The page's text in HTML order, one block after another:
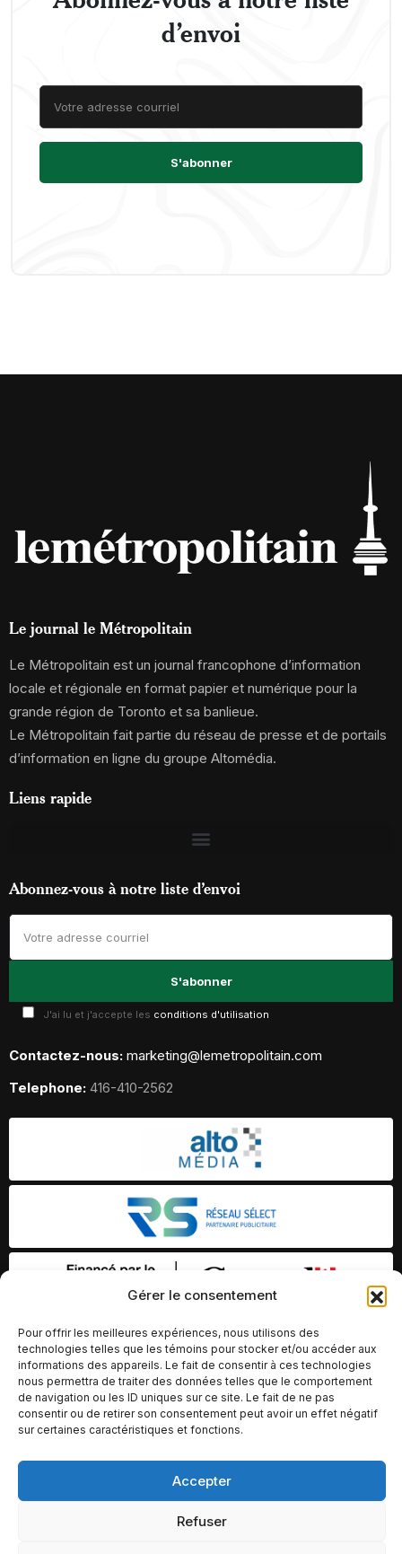
Gérer le consentement
Pour offrir les meilleures expériences, nous utilisons des
technologies telles que les témoins pour stocker et/ou accéder aux
informations des appareils. Le fait de consentir à ces technologies
nous permettra de traiter des données telles que le comportement
de navigation ou les ID uniques sur ce site. Le fait de ne pas
consentir ou de retirer son consentement peut avoir un effet négatif
sur certaines caractéristiques et fonctions.
Accepter
Refuser
d’envoi
Le journal le Métropolitain
Le Métropolitain est un journal francophone d’information
locale et régionale en format papier et numérique pour la
grande région de Toronto et sa banlieue.
Le Métropolitain fait partie du réseau de presse et de portails
d’information en ligne du groupe Altomédia.
Liens rapide
Abonnez-vous à notre liste d’envoi
J'ai lu et j'accepte les conditions d'utilisation
Contactez-nous: marketing@lemetropolitain.com
Telephone: 416-410-2562
© Copyright 2026 – Altomédia Inc |
Ce site internet a été conçu et développé par Chameleon Ideas